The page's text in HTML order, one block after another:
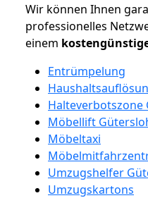
Wir können Ihnen
professionelles
einem
Entrümpelung
Halteverbotszone
Möbellift
Möbeltaxi
Umzugshelfer
Umzugskartons